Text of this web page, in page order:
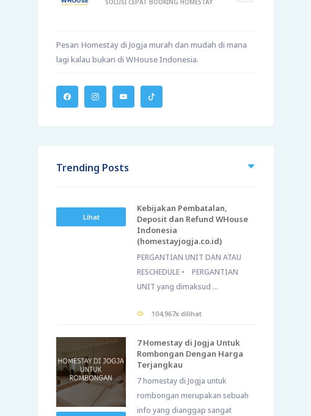
SOLUSI CEPAT BOOKING HOMESTAY
Pesan Homestay di Jogja murah dan mudah di mana
lagi kalau bukan di WHouse Indonesia.
Trending Posts
Lihat
Kebijakan Pembatalan,
Deposit dan Refund WHouse
Indonesia
(homestayjogja.co.id)
PERGANTIAN UNIT DAN ATAU
RESCHEDULE • PERGANTIAN
UNIT yang dimaksud ...
104,967x dilihat
7 Homestay di Jogja Untuk
Rombongan Dengan Harga
Terjangkau
7 homestay di Jogja untuk
rombongan merupakan sebuah
info yang dianggap sangat